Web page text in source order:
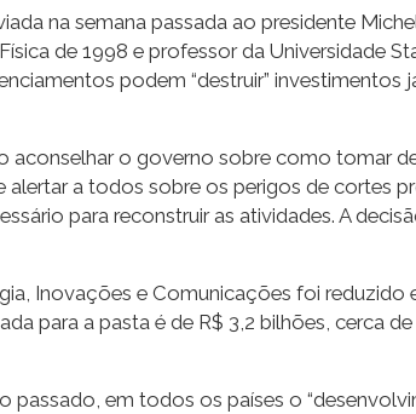
na semana passada ao presidente
de 1998 e professor da Universidade
podem “destruir” investimentos
aconselhar o governo sobre como tomar
a todos sobre os perigos de cortes
para reconstruir as atividades. A
Inovações e Comunicações foi reduzido
para a pasta é de R$ 3,2 bilhões, cerca
passado, em todos os países o